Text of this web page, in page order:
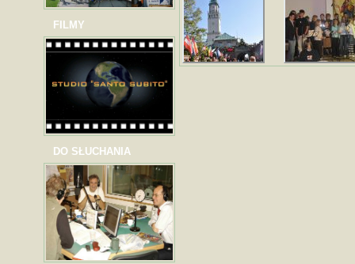
FILMY
DO SŁUCHANIA